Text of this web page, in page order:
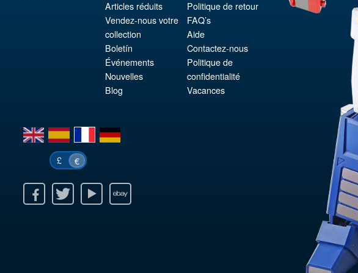
Articles réduits
Vendez-nous votre
collection
Boletín
Événements
Nouvelles
Blog
Politique de retour
FAQ’s
Aide
Contactez-nous
Politique de
confidentialité
Vacances
en es fr de
£ €
Youtube Ebay